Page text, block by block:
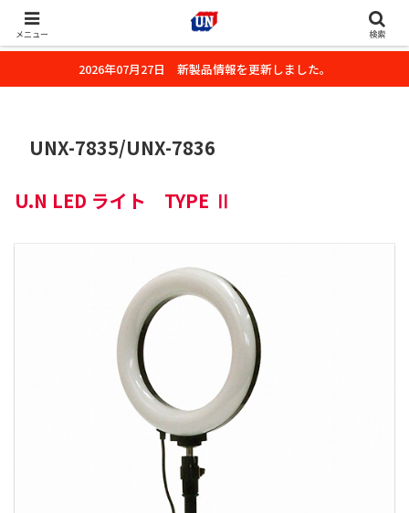
株式会社ユーエヌのオフィシャルホームページです。デジタルカメラ・カメ
ラ・水中撮影用の撮影アクセサリーのご紹介をいたします。
2026年07月27日 新製品情報を更新しました。
UNX-7835/UNX-7836
U.N LED ライト TYPE Ⅱ
メニュー 検索